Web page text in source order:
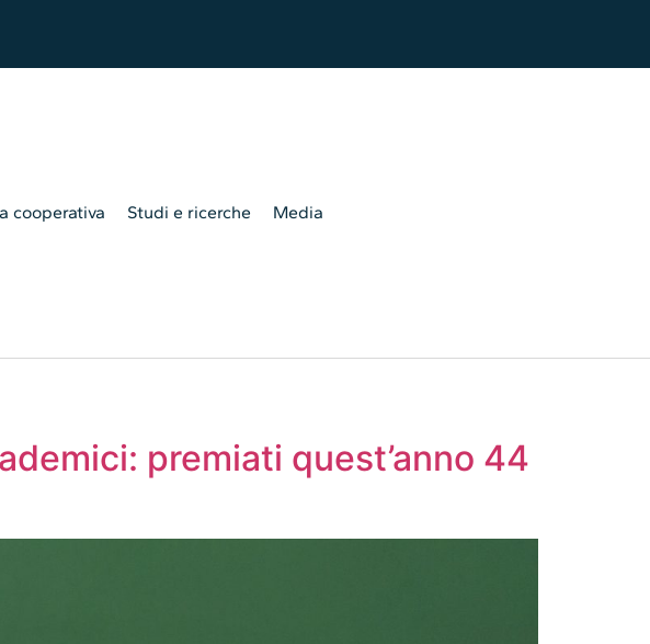
cooperativa Studi e ricerche Media
premiati quest’anno 44